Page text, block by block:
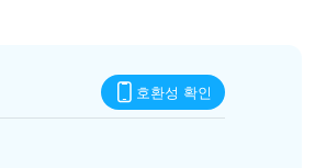
호환성 확인